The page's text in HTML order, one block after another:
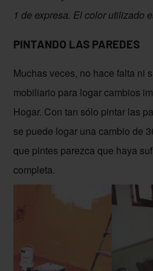
1 de expresa. El color utilizado
PINTANDO LAS PAREDES
Muchas veces, no hace falta ni
mobiliario para logar cambios
Hogar. Con tan sólo pintar las
se puede logar una cambio de
que pintes parezca que haya
completa.